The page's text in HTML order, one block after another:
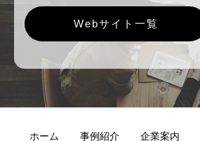
Webサイト一覧
ホーム 事例紹介 企業案内